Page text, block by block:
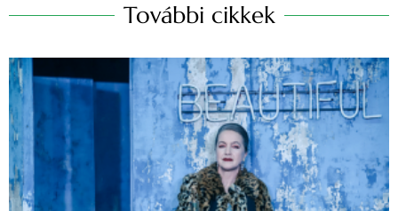
További cikkek